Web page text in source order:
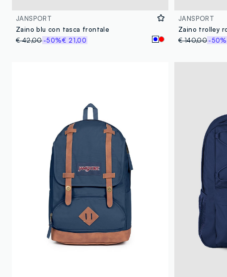
JANSPORT
Zaino blu con tasca frontale
€ 42,00-50%€ 21,00
JANSPORT
€ 140,00-50%